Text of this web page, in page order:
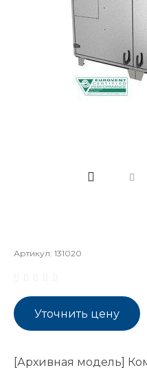
Артикул: 131020
Уточнить цену
[Архивная модель]